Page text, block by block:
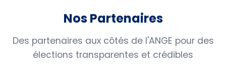
Nos Partenaires
Des partenaires aux côtés de l'ANGE pour des
élections transparentes et crédibles